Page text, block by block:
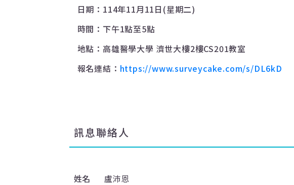
日期： 114年11月11日 (星期二)
時間：下午1點至5點
地點：高雄醫學大學 濟世大樓2樓CS201教室
報名連結： https://www.surveycake.com/s/DL6kD
訊息聯絡人
姓名 盧沛恩